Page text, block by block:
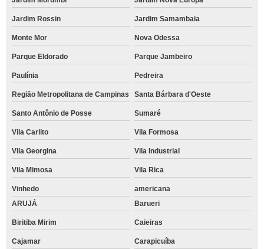
Jardim Rossin Jardim Samambaia
Monte Mor Nova Odessa
Parque Eldorado Parque Jambeiro
Paulínia Pedreira
Região Metropolitana de Campinas Santa Bárbara d'Oeste
Santo Antônio de Posse Sumaré
Vila Carlito Vila Formosa
Vila Georgina Vila Industrial
Vila Mimosa Vila Rica
Vinhedo
americana
ARUJÁ
Barueri
Biritiba Mirim Caieiras
Cajamar Carapicuíba